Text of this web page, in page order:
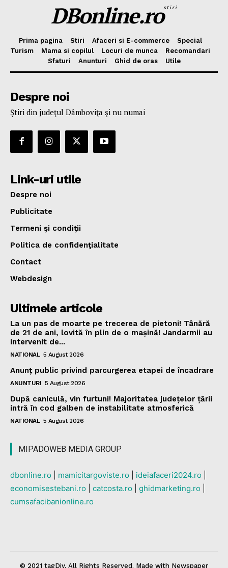
DBonline.rostiri
Prima pagina Stiri Afaceri si E-commerce
Special
Turism
Mama si copilul Locuri de munca
Recomandari
Sfaturi
Anunturi Ghid de oras Utile
Despre noi
Ştiri din judeţul Dâmboviţa şi nu numai
Link-uri utile
Despre noi
Publicitate
Termeni şi condiţii
Politica de confidenţialitate
Contact
Webdesign
Ultimele articole
La un pas de moarte pe trecerea de pietoni! Tânără
de 21 de ani, lovită în plin de o mașină! Jandarmii au
intervenit de...
NATIONAL 5 August 2026
Anunț public privind parcurgerea etapei de încadrare
ANUNTURI 5 August 2026
După caniculă, vin furtuni! Majoritatea județelor țării
intră în cod galben de instabilitate atmosferică
NATIONAL 5 August 2026
MIPADOWEB MEDIA GROUP
dbonline.ro mamicitargoviste.ro ideiafaceri2024.ro
economisestebani.ro
catcosta.ro ghidmarketing.ro
cumsafacibanionline.ro
© 2021 tagDiv. All Rights Reserved. Made with Newspaper